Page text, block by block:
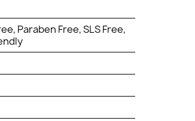
Paraben Free, SLS Free,